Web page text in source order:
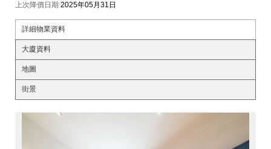
上次降價日期 2025年05月31日
詳細物業資料
大廈資料
地圖
街景